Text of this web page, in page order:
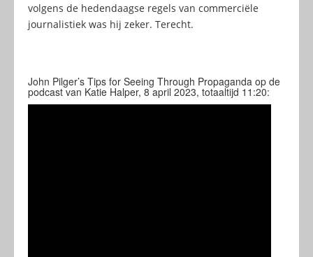
volgens de hedendaagse regels van commerciële
journalistiek was hij zeker. Terecht.
John Pilger’s Tips for Seeing Through Propaganda op de
podcast van Katie Halper, 8 april 2023, totaaltijd 11:20: